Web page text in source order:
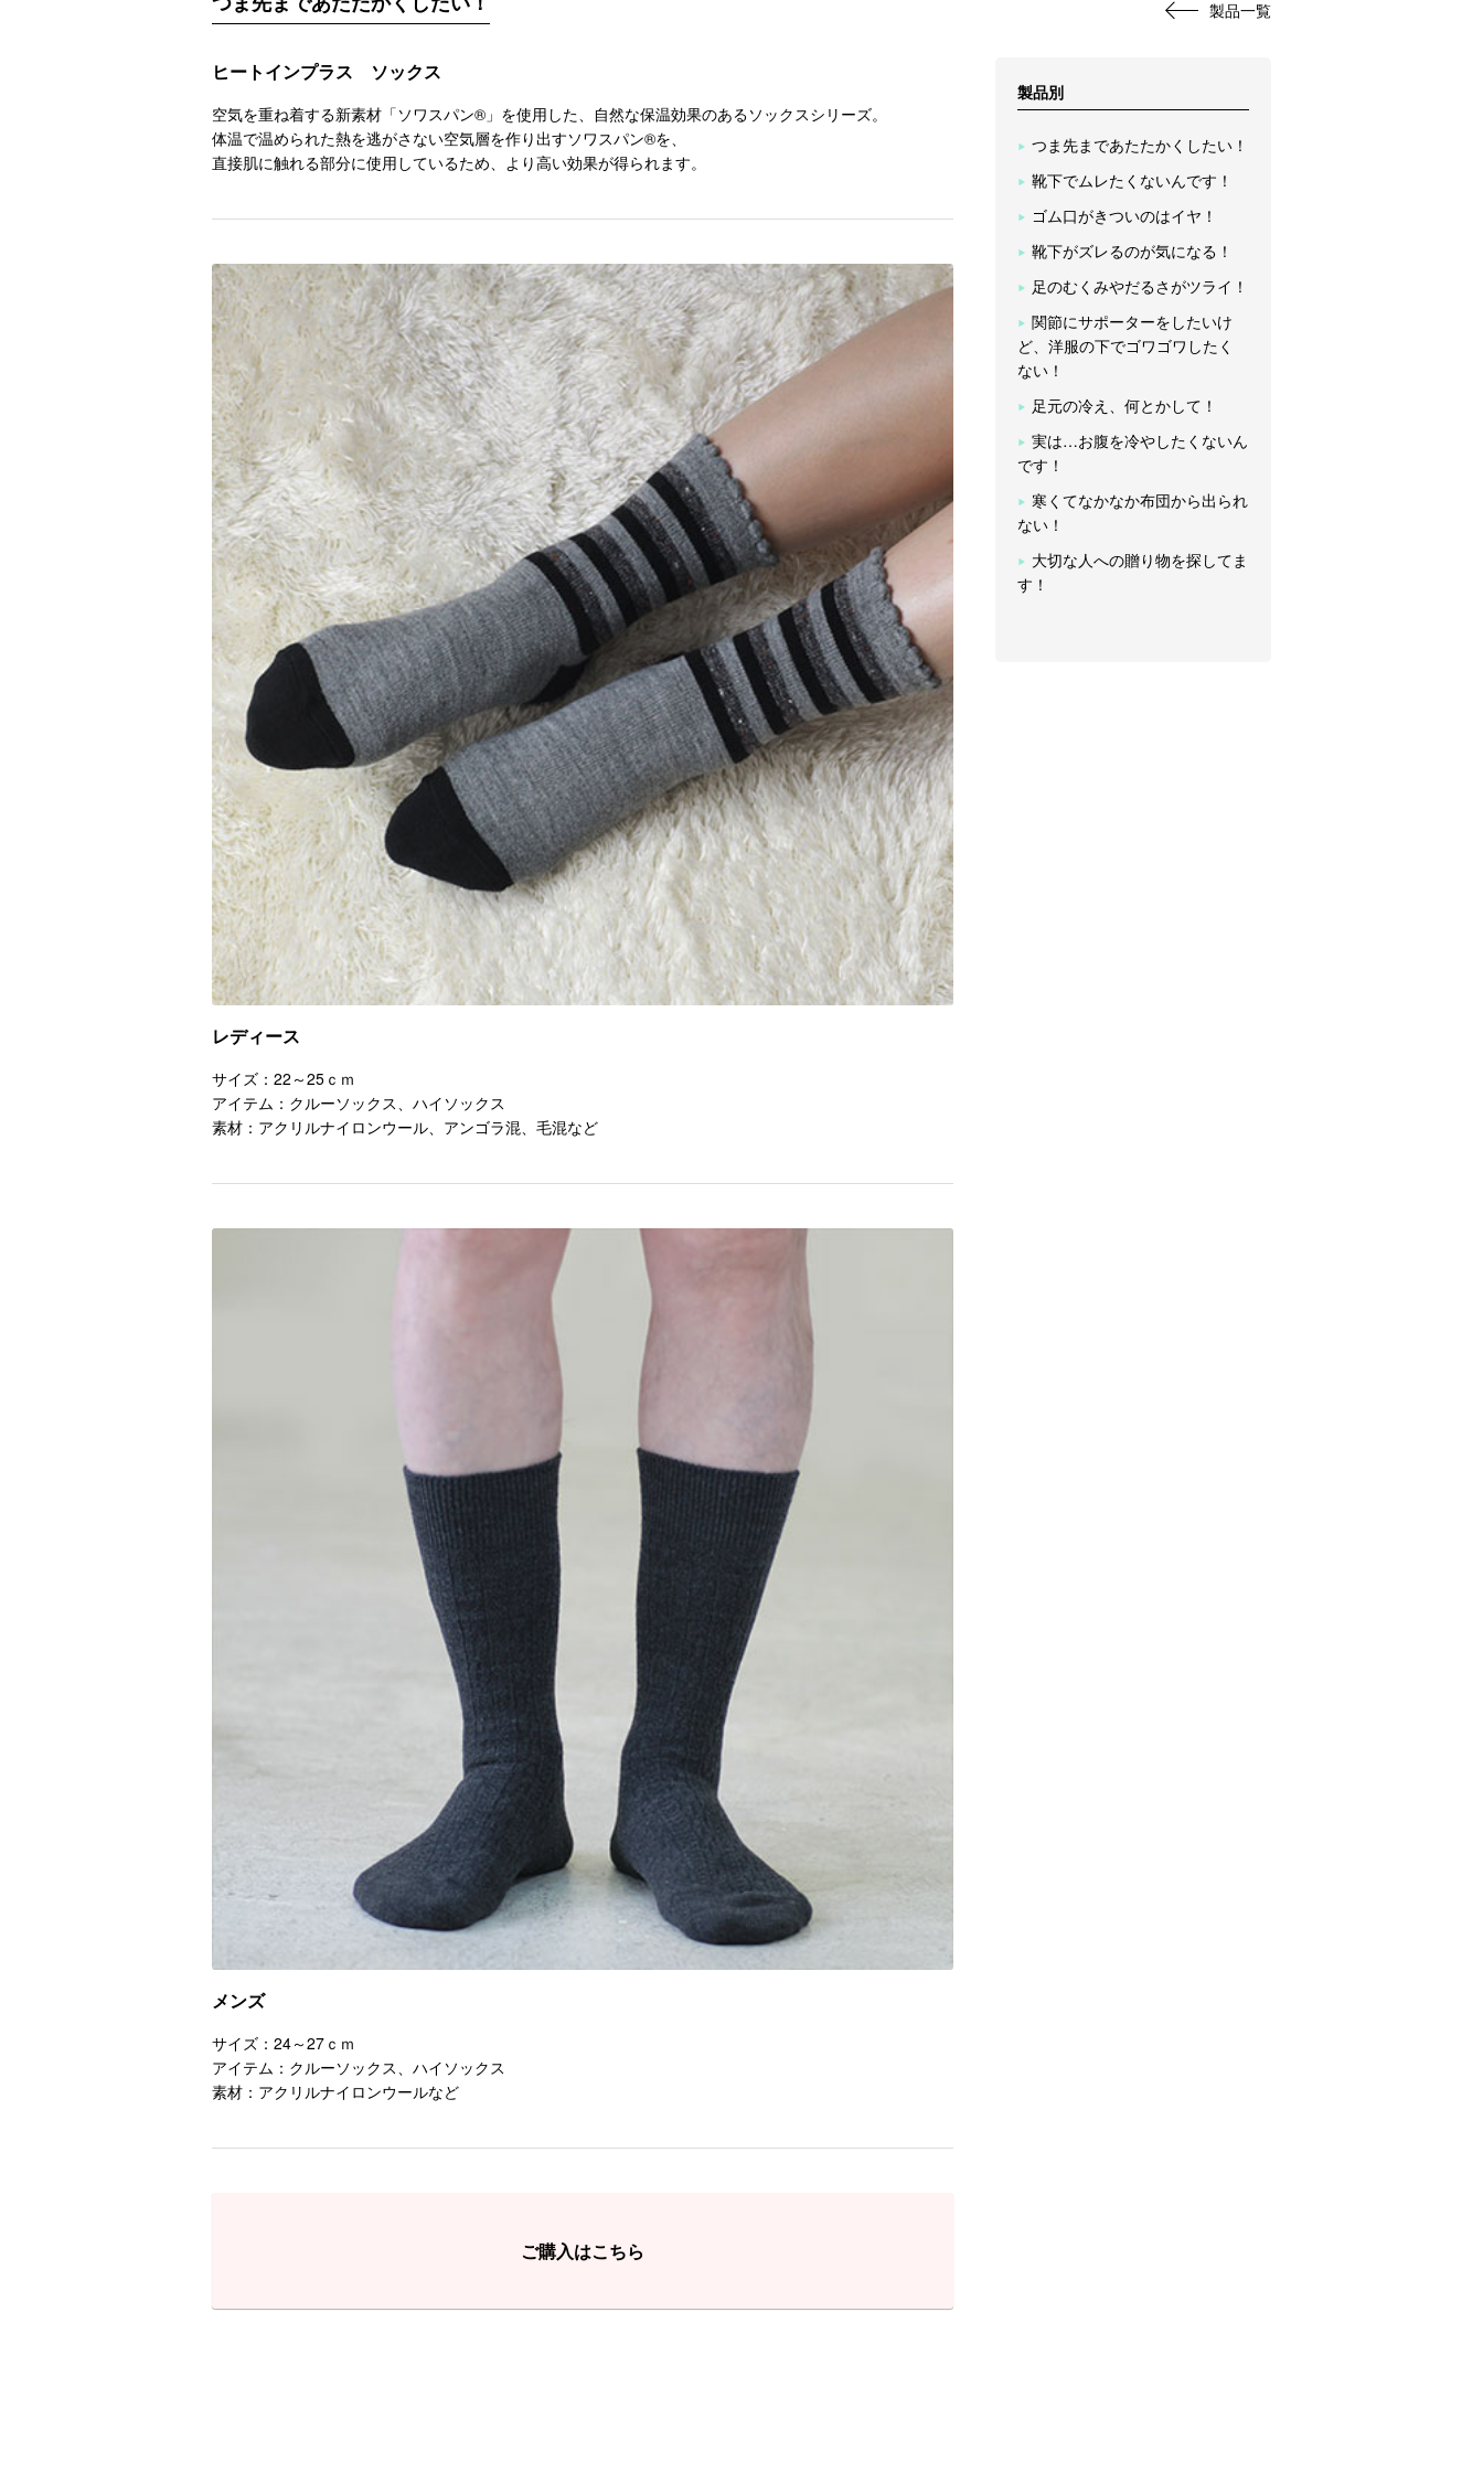
ヒートインプラス ソックス
空気を重ね着する新素材「ソワスパン®」を使用した、自然な保温効果のあるソックスシリーズ。
体温で温められた熱を逃がさない空気層を作り出すソワスパン®を、
直接肌に触れる部分に使用しているため、より高い効果が得られます。
レディース
サイズ：22～25ｃｍ
アイテム：クルーソックス、ハイソックス
素材：アクリルナイロンウール、アンゴラ混、毛混など
メンズ
サイズ：24～27ｃｍ
アイテム：クルーソックス、ハイソックス
素材：アクリルナイロンウールなど
ご購入はこちら
製品別
つま先まであたたかくしたい！
靴下でムレたくないんです！
ゴム口がきついのはイヤ！
靴下がズレるのが気になる！
足のむくみやだるさがツライ！
関節にサポーターをしたいけ
ど、洋服の下でゴワゴワしたく
ない！
足元の冷え、何とかして！
実は…お腹を冷やしたくないん
です！
寒くてなかなか布団から出られ
ない！
大切な人への贈り物を探してま
す！
製品一覧